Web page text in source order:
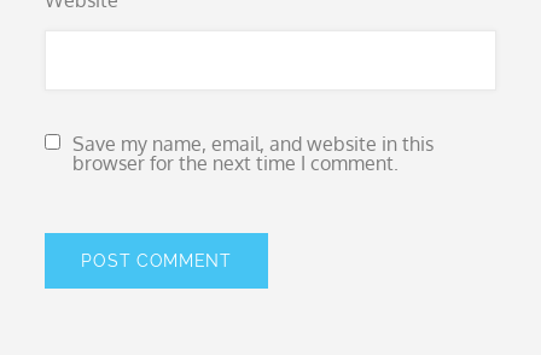
Save my name, email, and website in this
browser for the next time I comment.